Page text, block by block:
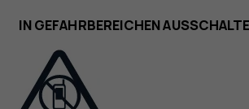
IN GEFAHRBEREICHEN